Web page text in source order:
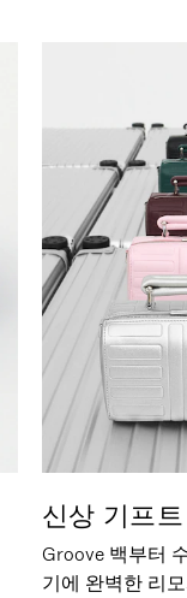
신상 기프
Groove 백부터
기에 완벽한 리